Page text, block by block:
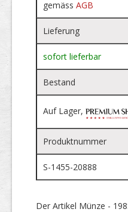
gemäss AGB
Lieferung
sofort lieferbar
Bestand
Auf Lager,
Produktnummer
S-1455-20888
Der Artikel Münze -